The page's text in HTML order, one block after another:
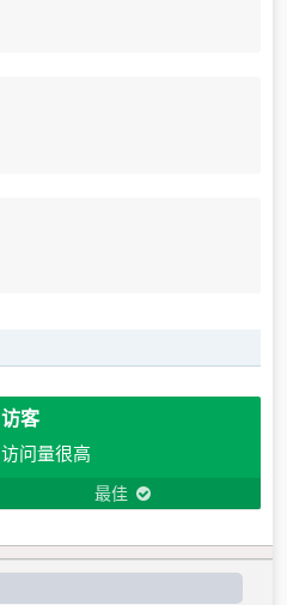
访客
访问量很高
最佳